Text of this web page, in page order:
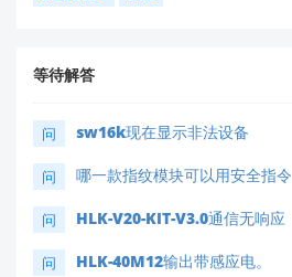
等待解答
问 sw16k现在显示非法设备
问 哪一款指纹模块可以用安全指令
问 HLK-V20-KIT-V3.0通信无响应
问 HLK-40M12输出带感应电。